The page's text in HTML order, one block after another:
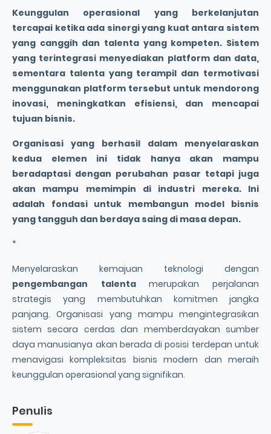
Keunggulan operasional yang berkelanjutan
tercapai ketika ada sinergi yang kuat antara sistem
yang canggih dan talenta yang kompeten. Sistem
yang terintegrasi menyediakan platform dan data,
sementara talenta yang terampil dan termotivasi
menggunakan platform tersebut untuk mendorong
inovasi, meningkatkan efisiensi, dan mencapai
tujuan bisnis.
Organisasi yang berhasil dalam menyelaraskan
kedua elemen ini tidak hanya akan mampu
beradaptasi dengan perubahan pasar tetapi juga
akan mampu memimpin di industri mereka. Ini
adalah fondasi untuk membangun model bisnis
yang tangguh dan berdaya saing di masa depan.
*
Menyelaraskan kemajuan teknologi dengan
pengembangan talentamerupakan perjalanan
strategis yang membutuhkan komitmen jangka
panjang. Organisasi yang mampu mengintegrasikan
sistem secara cerdas dan memberdayakan sumber
daya manusianya akan berada di posisi terdepan untuk
menavigasi kompleksitas bisnis modern dan meraih
keunggulan operasional yang signifikan.
Penulis